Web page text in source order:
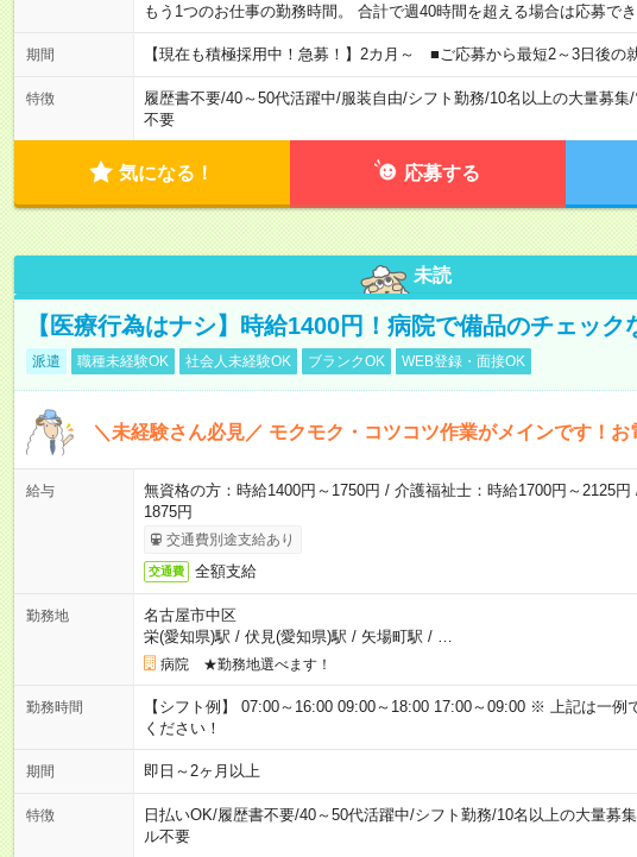
もう1つのお仕事の勤務時間。 合計で週40時間を超える場合は応募でき
期間 【現在も積極採用中！急募！】2カ月～ ■ご応募から最短2～3日後の
特徴 履歴書不要/40～50代活躍中/服装自由/シフト勤務/10名以上の大量募集/
不要
気になる！ 応募する
未読
【医療行為はナシ】時給1400円！病院で備品のチェック
派遣 職種未経験OK 社会人未経験OK ブランクOK WEB登録・面接OK
＼未経験さん必見／ モクモク・コツコツ作業がメインです！お
給与
無資格の方：時給1400円～1750円 / 介護福祉士：時給1700円～2125円
1875円
交通費別途支給あり
交通費 全額支給
勤務地
名古屋市中区
栄(愛知県)駅 / 伏見(愛知県)駅 / 矢場町駅 /
病院 ★勤務地選べます！
勤務時間
【シフト例】 07:00～16:00 09:00～18:00 17:00～09:00 ※ 上記は一例
ください！
期間 即日～2ヶ月以上
特徴 日払いOK/履歴書不要/40～50代活躍中/シフト勤務/10名以上の大量募集
ル不要